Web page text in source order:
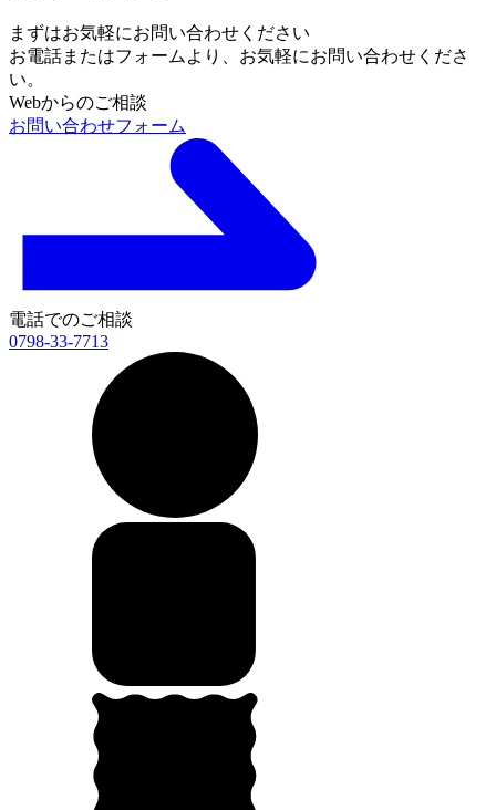
まずはお気軽にお問い合わせください
お電話またはフォームより、 お気軽にお問い合わせくださ
い。
Webからのご相談
お問い合わせフォーム
電話でのご相談
0798-33-7713